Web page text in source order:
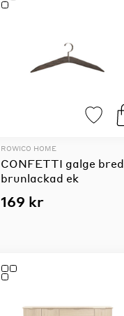
ROWICO HOME
CONFETTI galge bred
brunlackad ek
169 kr